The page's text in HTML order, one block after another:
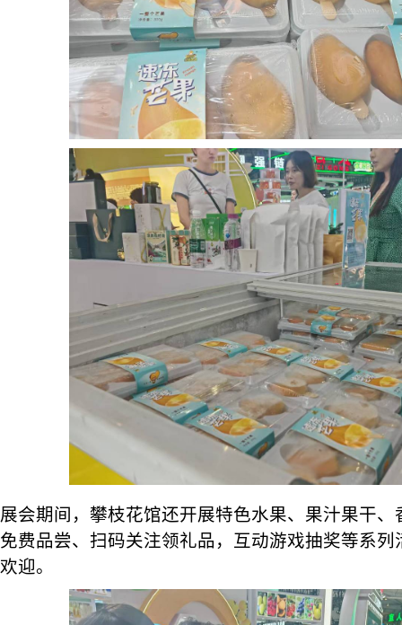
展会期间，攀枝花馆还开展特色水果、果汁果干
免费品尝、扫码关注领礼品，互动游戏抽奖等系
欢迎。